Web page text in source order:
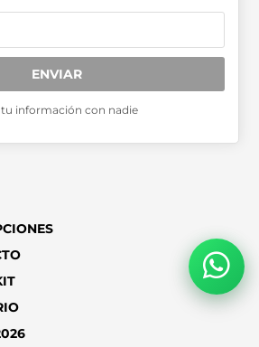
>>
la Asociación de
ENVIAR
información con nadie